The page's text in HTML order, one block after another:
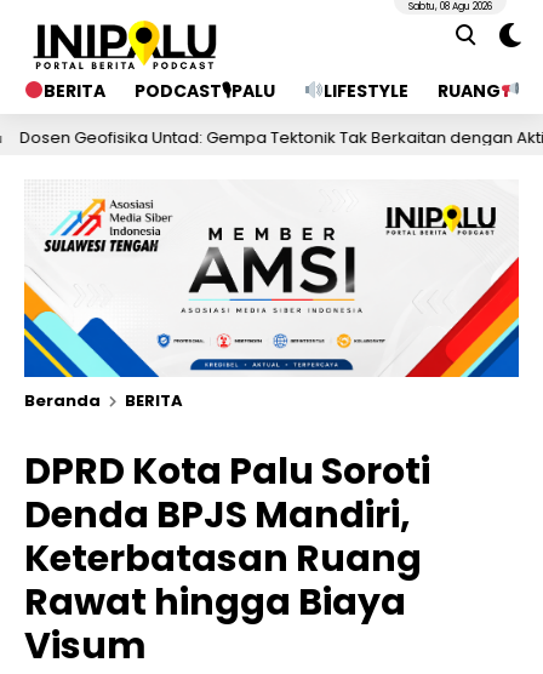
BERITA PODCAST🎙PALU LIFESTYLE RUANG
Sabtu, 08 Agu 2026
Untad: Gempa Tektonik Tak Berkaitan dengan Aktivitas
Beranda BERITA
DPRD Kota Palu Soroti
Denda BPJS Mandiri,
Keterbatasan Ruang
Rawat hingga Biaya
Visum